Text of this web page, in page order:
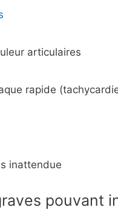
articulaires
rapide
inattendue
pouvant